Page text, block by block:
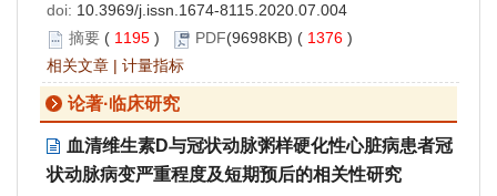
doi: 10.3969/j.issn.1674-8115.2020.07.004
摘要 ( 1195 ) PDF(9698KB) ( 1376 )
相关文章 | 计量指标
论著·临床研究
血清维生素D与冠状动脉粥样硬化性心脏病患者冠
状动脉病变严重程度及短期预后的相关性研究